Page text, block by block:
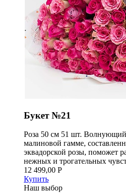
Букет №21
Роза 50 см 51 шт. Волнующий
малиновой гамме,
эквадорской розы, поможет
нежных и трогательных
12 499,00 Р
Купить
Наш выбор